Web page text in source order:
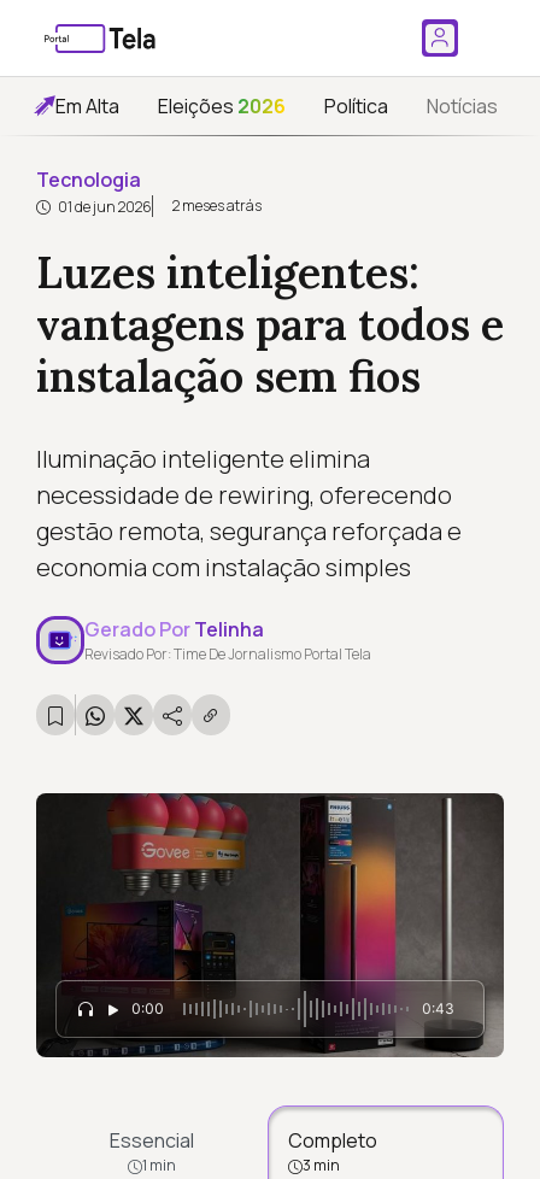
Em Alta Eleições 2026 Política Notícias
Tecnologia
01 de jun 2026 2 meses atrás
Luzes inteligentes:
vantagens para todos e
instalação sem fios
Iluminação inteligente elimina
necessidade de rewiring, oferecendo
gestão remota, segurança reforçada e
economia com instalação simples
Gerado PorTelinha
Revisado Por: Time De Jornalismo Portal Tela
0:00 0:43
Essencial
1 min
Completo
3 min